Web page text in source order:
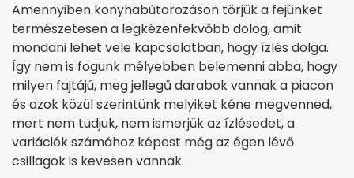
Amennyiben konyhabútorozáson törjük a fejünket
természetesen a legkézenfekvőbb dolog, amit
mondani lehet vele kapcsolatban, hogy ízlés dolga.
Így nem is fogunk mélyebben belemenni abba, hogy
milyen fajtájú, meg jellegű darabok vannak a piacon
és azok közül szerintünk melyiket kéne megvenned,
mert nem tudjuk, nem ismerjük az ízlésedet, a
variációk számához képest még az égen lévő
csillagok is kevesen vannak.